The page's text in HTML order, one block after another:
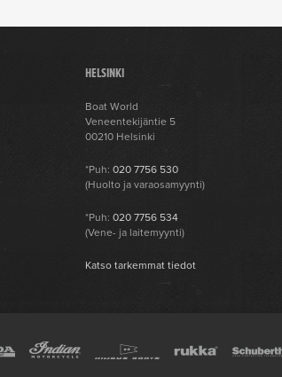
HELSINKI
Boat World
Veneentekijäntie 5
00210 Helsinki
*Puh:020 7756 530
(Huolto ja varaosamyynti)
*Puh:020 7756 534
(Vene- ja laitemyynti)
Katso tarkemmat tiedot